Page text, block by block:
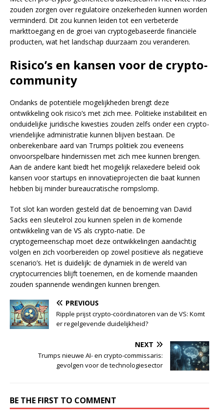
zouden zorgen over regulatoire onzekerheden kunnen worden
verminderd. Dit zou kunnen leiden tot een verbeterde
markttoegang en de groei van cryptogebaseerde financiële
producten, wat het landschap duurzaam zou veranderen.
Risico’s en kansen voor de crypto-
community
Ondanks de potentiële mogelijkheden brengt deze
ontwikkeling ook risico’s met zich mee. Politieke instabiliteit en
onduidelijke juridische kwesties zouden zelfs onder een crypto-
vriendelijke administratie kunnen blijven bestaan. De
onberekenbare aard van Trumps politiek zou eveneens
onvoorspelbare hindernissen met zich mee kunnen brengen.
Aan de andere kant biedt het mogelijk relaxedere beleid ook
kansen voor startups en innovatieprojecten die baat kunnen
hebben bij minder bureaucratische rompslomp.
Tot slot kan worden gesteld dat de benoeming van David
Sacks een sleutelrol zou kunnen spelen in de komende
ontwikkeling van de VS als crypto-natie. De
cryptogemeenschap moet deze ontwikkelingen aandachtig
volgen en zich voorbereiden op zowel positieve als negatieve
scenario’s. Het is duidelijk: de dynamiek in de wereld van
cryptocurrencies blijft toenemen, en de komende maanden
zouden spannende wendingen kunnen brengen.
PREVIOUS
Ripple prijst crypto-coördinatoren van de VS: Komt
er regelgevende duidelijkheid?
NEXT
Trumps nieuwe AI- en crypto-commissaris:
gevolgen voor de technologiesector
BE THE FIRST TO COMMENT